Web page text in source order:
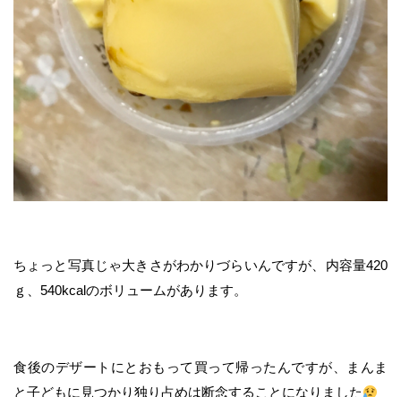
ちょっと写真じゃ大きさがわかりづらいんですが、内容量420
ｇ、540kcalのボリュームがあります。
食後のデザートにとおもって買って帰ったんですが、まんま
と子どもに見つかり独り占めは断念することになりました